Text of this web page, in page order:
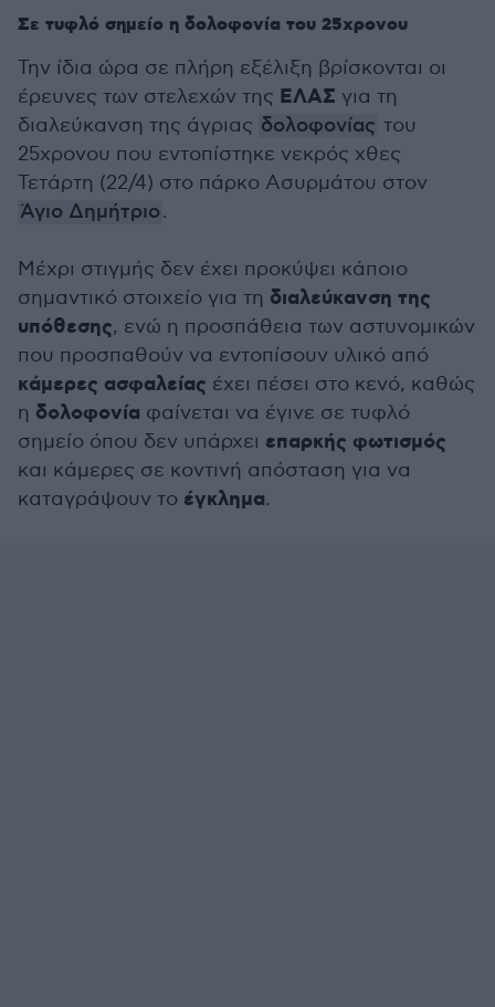
Σε τυφλό σημείο η δολοφονία του 25χρονου
Την ίδια ώρα σε πλήρη εξέλιξη βρίσκονται οι
έρευνες των στελεχών της ΕΛΑΣ για τη
διαλεύκανση της άγριας δολοφονίας του
25χρονου που εντοπίστηκε νεκρός χθες
Τετάρτη (22/4) στο πάρκο Ασυρμάτου στον
Άγιο Δημήτριο.
Μέχρι στιγμής δεν έχει προκύψει κάποιο
σημαντικό στοιχείο για τη διαλεύκανση της
υπόθεσης, ενώ η προσπάθεια των αστυνομικών
που προσπαθούν να εντοπίσουν υλικό από
κάμερες ασφαλείας έχει πέσει στο κενό, καθώς
η δολοφονία φαίνεται να έγινε σε τυφλό
σημείο όπου δεν υπάρχει επαρκής φωτισμός
και κάμερες σε κοντινή απόσταση για να
καταγράψουν το έγκλημα.